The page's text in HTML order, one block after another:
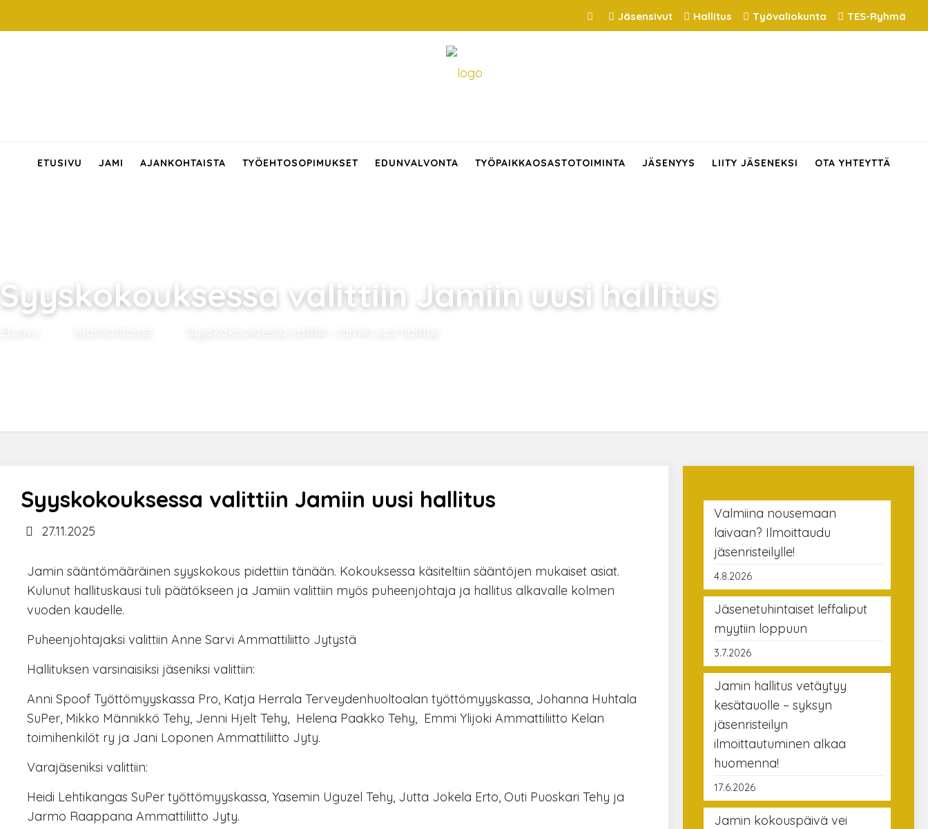
Jäsensivut Hallitus Työvaliokunta TES-Ryhmä
ETUSIVU JAMI AJANKOHTAISTA TYÖEHTOSOPIMUKSET EDUNVALVONTA TYÖPAIKKAOSASTOTOIMINTA JÄSENYYS LIITY JÄSENEKSI OTA YHTEYTTÄ
Syyskokouksessa valittiin Jamiin uusi hallitus
Syyskokouksessa valittiin Jamiin uusi hallitus
27.11.2025
Jamin sääntömääräinen syyskokous pidettiin tänään. Kokouksessa käsiteltiin sääntöjen mukaiset asiat.
Kulunut hallituskausi tuli päätökseen ja Jamiin valittiin myös puheenjohtaja ja hallitus alkavalle kolmen
vuoden kaudelle.
Puheenjohtajaksi valittiin Anne Sarvi Ammattiliitto Jytystä
Hallituksen varsinaisiksi jäseniksi valittiin:
Anni Spoof Työttömyyskassa Pro, Katja Herrala Terveydenhuoltoalan työttömyyskassa, Johanna Huhtala
SuPer, Mikko Männikkö Tehy, Jenni Hjelt Tehy, Helena Paakko Tehy, Emmi Ylijoki Ammattiliitto Kelan
toimihenkilöt ry ja Jani Loponen Ammattiliitto Jyty.
Varajäseniksi valittiin:
Heidi Lehtikangas SuPer työttömyyskassa, Yasemin Uguzel Tehy, Jutta Jokela Erto, Outi Puoskari Tehy ja
Jarmo Raappana Ammattiliitto Jyty.
Valmiina nousemaan
laivaan? Ilmoittaudu
jäsenristeilylle!
4.8.2026
Jäsenetuhintaiset leffaliput
myytiin loppuun
3.7.2026
Jamin hallitus vetäytyy
kesätauolle – syksyn
jäsenristeilyn
ilmoittautuminen alkaa
huomenna!
17.6.2026
Jamin kokouspäivä vei